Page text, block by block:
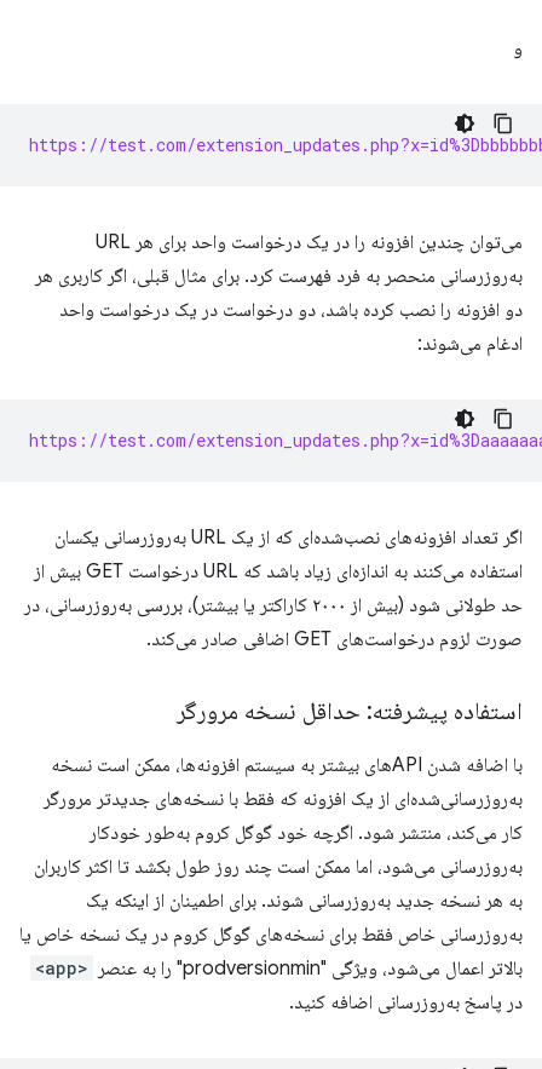
و
https://test.com/
می‌توان چندین افزونه را در یک درخواست واحد برای هر URL
به‌روزرسانی منحصر به فرد فهرست کرد. برای مثال قبلی، اگر کاربری هر
دو افزونه را نصب کرده باشد، دو درخواست در یک درخواست واحد
ادغام می‌شوند:
https://test.com/
اگر تعداد افزونه‌های نصب‌شده‌ای که از یک URL به‌روزرسانی یکسان
استفاده می‌کنند به اندازه‌ای زیاد باشد که URL درخواست GET بیش از
حد طولانی شود (بیش از ۲۰۰۰ کاراکتر یا بیشتر)، بررسی به‌روزرسانی، در
صورت لزوم درخواست‌های GET اضافی صادر می‌کند.
استفاده پیشرفته: حداقل نسخه مرورگر
با اضافه شدن APIهای بیشتر به سیستم افزونه‌ها، ممکن است نسخه
به‌روزرسانی‌شده‌ای از یک افزونه که فقط با نسخه‌های جدیدتر مرورگر
کار می‌کند، منتشر شود. اگرچه خود گوگل کروم به‌طور خودکار
به‌روزرسانی می‌شود، اما ممکن است چند روز طول بکشد تا اکثر کاربران
به هر نسخه جدید به‌روزرسانی شوند. برای اطمینان از اینکه یک
به‌روزرسانی خاص فقط برای نسخه‌های گوگل کروم در یک نسخه خاص یا
بالاتر اعمال می‌شود، ویژگی "prodversionmin" را به عنصر
<app>
در پاسخ به‌روزرسانی اضافه کنید.